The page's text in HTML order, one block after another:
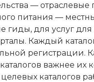
— отраслевые
питания —
гиды, для услуг
Каждый
регистрации.
важнее их
каталогов